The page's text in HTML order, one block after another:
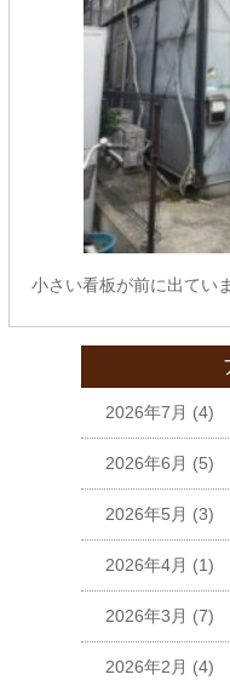
小さい看板が前に出てい
2026年7月 (4)
2026年6月 (5)
2026年5月 (3)
2026年4月 (1)
2026年3月 (7)
2026年2月 (4)